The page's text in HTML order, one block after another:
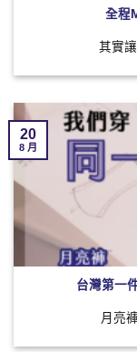
全程
其實
台灣第一
月亮
20
8 月